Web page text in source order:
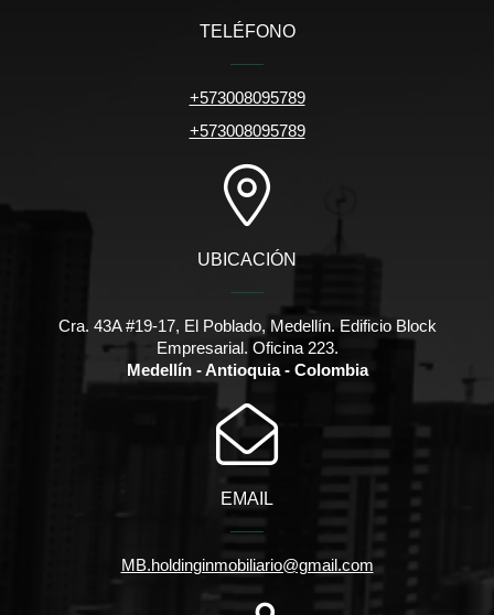
TELÉFONO
+573008095789
+573008095789
UBICACIÓN
Cra. 43A #19-17, El Poblado, Medellín. Edificio Block
Empresarial. Oficina 223.
Medellín - Antioquia - Colombia
EMAIL
MB.holdinginmobiliario@gmail.com